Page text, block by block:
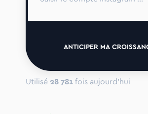
ANTICIPER MA
Utilisé 28 781fois aujourd'hui